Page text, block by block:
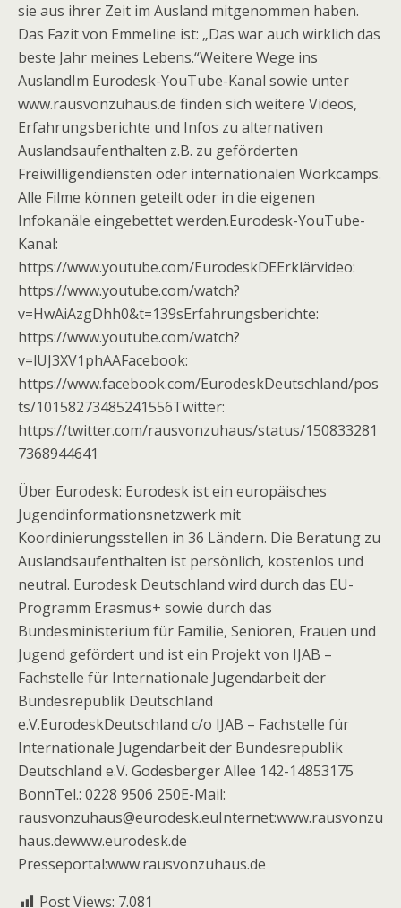
sie aus ihrer Zeit im Ausland mitgenommen haben.
Das Fazit von Emmeline ist: „Das war auch wirklich das
beste Jahr meines Lebens.“Weitere Wege ins
AuslandIm Eurodesk-YouTube-Kanal sowie unter
www.rausvonzuhaus.de finden sich weitere Videos,
Erfahrungsberichte und Infos zu alternativen
Auslandsaufenthalten z.B. zu geförderten
Freiwilligendiensten oder internationalen Workcamps.
Alle Filme können geteilt oder in die eigenen
Infokanäle eingebettet werden.Eurodesk-YouTube-
Kanal:
https://www.youtube.com/EurodeskDEErklärvideo:
https://www.youtube.com/watch?
v=HwAiAzgDhh0&t=139sErfahrungsberichte:
https://www.youtube.com/watch?
v=lUJ3XV1phAAFacebook:
https://www.facebook.com/EurodeskDeutschland/pos
ts/10158273485241556Twitter:
https://twitter.com/rausvonzuhaus/status/150833281
7368944641
Über Eurodesk: Eurodesk ist ein europäisches
Jugendinformationsnetzwerk mit
Koordinierungsstellen in 36 Ländern. Die Beratung zu
Auslandsaufenthalten ist persönlich, kostenlos und
neutral. Eurodesk Deutschland wird durch das EU-
Programm Erasmus+ sowie durch das
Bundesministerium für Familie, Senioren, Frauen und
Jugend gefördert und ist ein Projekt von IJAB –
Fachstelle für Internationale Jugendarbeit der
Bundesrepublik Deutschland
e.V.EurodeskDeutschland c/o IJAB – Fachstelle für
Internationale Jugendarbeit der Bundesrepublik
Deutschland e.V. Godesberger Allee 142-14853175
BonnTel.: 0228 9506 250E-Mail:
rausvonzuhaus@eurodesk.euInternet:www.rausvonzu
haus.dewww.eurodesk.de
Presseportal:www.rausvonzuhaus.de
Post Views: 7.081